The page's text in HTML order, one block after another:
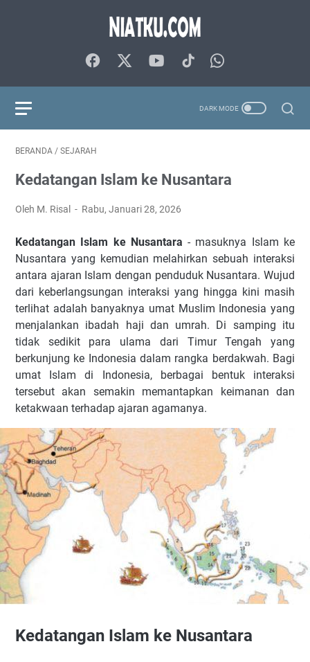
BERANDA / SEJARAH
Kedatangan Islam ke Nusantara
Oleh M. Risal Rabu, Januari 28, 2026
Kedatangan Islam ke Nusantara - masuknya Islam ke
Nusantara yang kemudian melahirkan sebuah interaksi
antara ajaran Islam dengan penduduk Nusantara. Wujud
dari keberlangsungan interaksi yang hingga kini masih
terlihat adalah banyaknya umat Muslim Indonesia yang
menjalankan ibadah haji dan umrah. Di samping itu
tidak sedikit para ulama dari Timur Tengah yang
berkunjung ke Indonesia dalam rangka berdakwah. Bagi
umat Islam di Indonesia, berbagai bentuk interaksi
tersebut akan semakin memantapkan keimanan dan
ketakwaan terhadap ajaran agamanya.
Kedatangan Islam ke Nusantara